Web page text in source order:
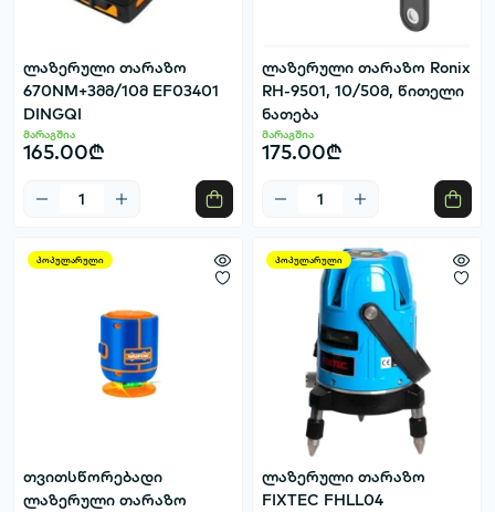
ლაზერული თარაზო
670NM+3მმ/10მ EF03401
DINGQI
მარაგშია
165.00₾
ლაზერული თარაზო Ronix
RH-9501, 10/50მ, წითელი
ნათება
მარაგშია
175.00₾
პოპულარული
თვითსწორებადი
ლაზერული თარაზო
პოპულარული
ლაზერული თარაზო
FIXTEC FHLL04